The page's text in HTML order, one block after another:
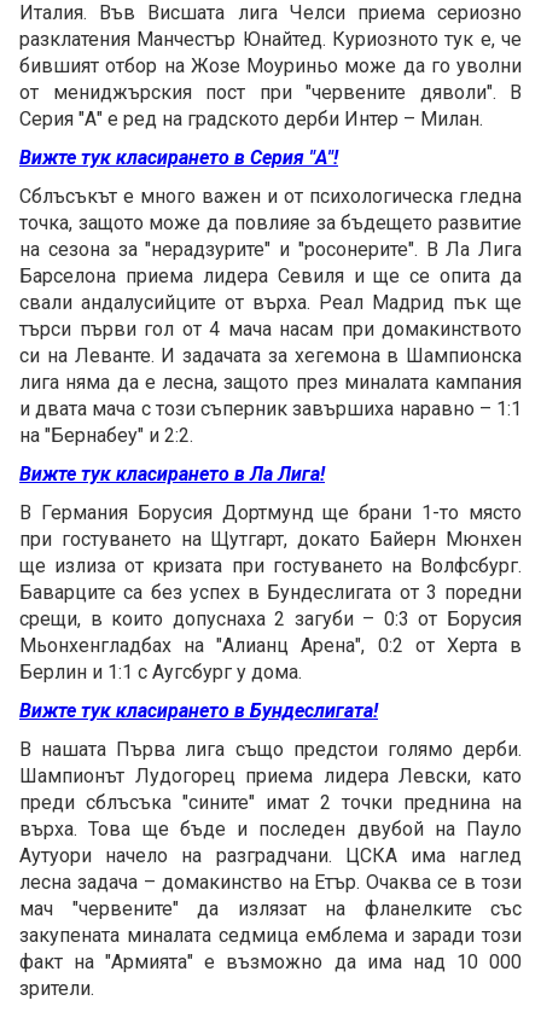
Италия. Във Висшата лига Челси приема сериозно
разклатения Манчестър Юнайтед. Куриозното тук е, че
бившият отбор на Жозе Моуриньо може да го уволни
от мениджърския пост при "червените дяволи". В
Серия "А" е ред на градското дерби Интер – Милан.
Вижте тук класирането в Серия "А"!
Сблъсъкът е много важен и от психологическа гледна
точка, защото може да повлияе за бъдещето развитие
на сезона за "нерадзурите" и "росонерите". В Ла Лига
Барселона приема лидера Севиля и ще се опита да
свали андалусийците от върха. Реал Мадрид пък ще
търси първи гол от 4 мача насам при домакинството
си на Леванте. И задачата за хегемона в Шампионска
лига няма да е лесна, защото през миналата кампания
и двата мача с този съперник завършиха наравно – 1:1
на "Бернабеу" и 2:2.
Вижте тук класирането в Ла Лига!
В Германия Борусия Дортмунд ще брани 1-то място
при гостуването на Щутгарт, докато Байерн Мюнхен
ще излиза от кризата при гостуването на Волфсбург.
Баварците са без успех в Бундеслигата от 3 поредни
срещи, в които допуснаха 2 загуби – 0:3 от Борусия
Мьонхенгладбах на "Алианц Арена", 0:2 от Херта в
Берлин и 1:1 с Аугсбург у дома.
Вижте тук класирането в Бундеслигата!
В нашата Първа лига също предстои голямо дерби.
Шампионът Лудогорец приема лидера Левски, като
преди сблъсъка "сините" имат 2 точки преднина на
върха. Това ще бъде и последен двубой на Пауло
Аутуори начело на разградчани. ЦСКА има наглед
лесна задача – домакинство на Етър. Очаква се в този
мач "червените" да излязат на фланелките със
закупената миналата седмица емблема и заради този
факт на "Армията" е възможно да има над 10 000
зрители.